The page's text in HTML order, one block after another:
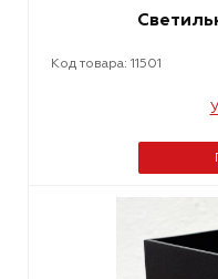
Код товара: 11501